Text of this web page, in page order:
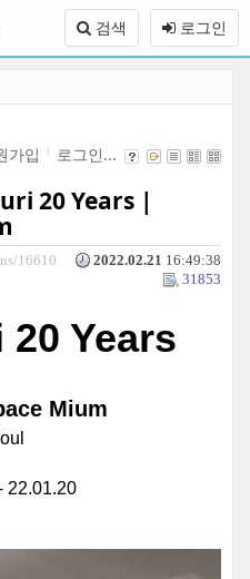
로그인
검색
가입 로그인...
20 Years |
16610 2022.02.21 16:49:38
31853
Years
Mium
22.01.20